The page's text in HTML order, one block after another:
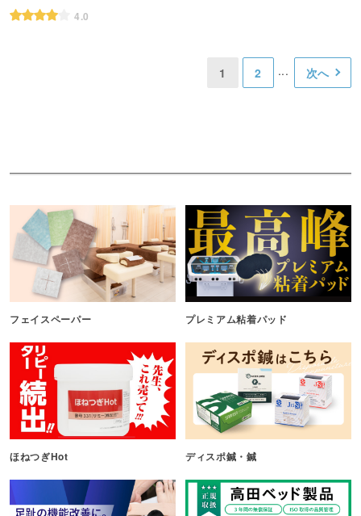
4.0
1 2 次へ
フェイスペーパー プレミアム粘着パッド
ほねつぎHot ディスポ鍼・鍼